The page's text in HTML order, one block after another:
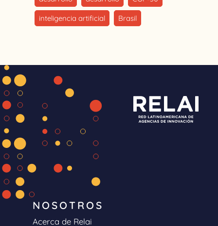
inteligencia artificial Brasil
NOSOTROS
Acerca de Relai